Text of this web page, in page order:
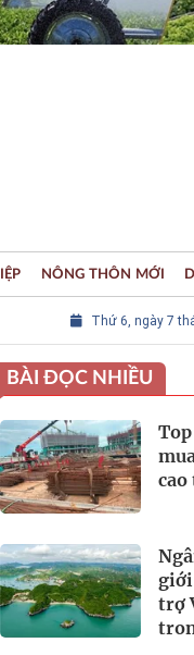
Thành phố Thủ công sáng
Thứ 6, ngày 7
NÔNG THÔN MỚI
BÀI ĐỌC NHIỀU
cao
giới
trợ